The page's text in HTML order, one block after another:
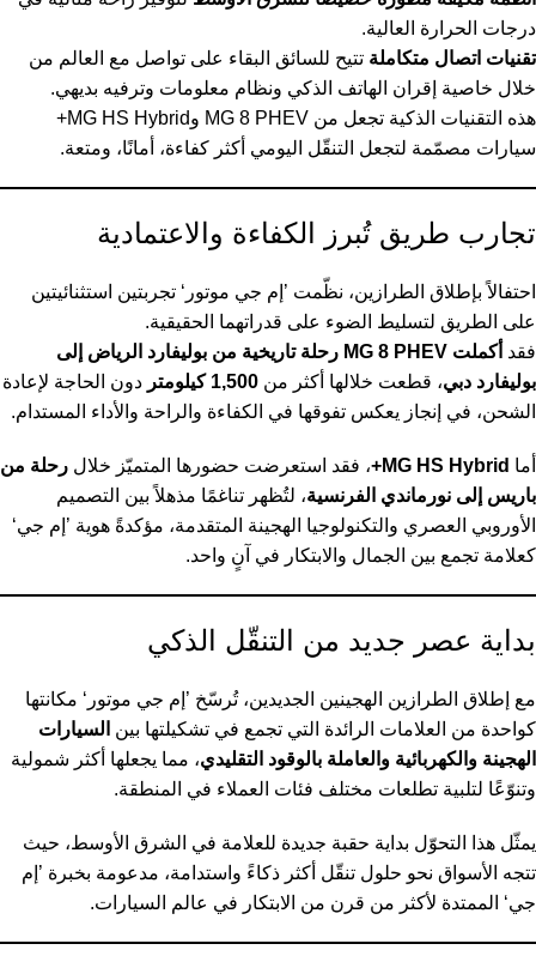
درجات الحرارة العالية.
تقنيات اتصال متكاملة تتيح للسائق البقاء على تواصل مع العالم من
خلال خاصية إقران الهاتف الذكي ونظام معلومات وترفيه بديهي.
هذه التقنيات الذكية تجعل من MG 8 PHEV وMG HS Hybrid+
سيارات مصمّمة لتجعل التنقّل اليومي أكثر كفاءة، أمانًا، ومتعة.
تجارب طريق تُبرز الكفاءة والاعتمادية
احتفالاً بإطلاق الطرازين، نظّمت ’إم جي موتور‘ تجربتين استثنائيتين
على الطريق لتسليط الضوء على قدراتهما الحقيقية.
فقد
أكملت MG 8 PHEV رحلة تاريخية من بوليفارد الرياض إلى
بوليفارد دبي، قطعت خلالها أكثر من 1,500 كيلومتر
دون الحاجة لإعادة
الشحن، في إنجاز يعكس تفوقها في الكفاءة والراحة والأداء المستدام.
أما MG HS Hybrid+ ، فقد استعرضت حضورها المتميّز خلال رحلة من
باريس إلى نورماندي الفرنسية، لتُظهر تناغمًا مذهلاً بين التصميم
الأوروبي العصري والتكنولوجيا الهجينة المتقدمة، مؤكدةً هوية ’إم جي‘
كعلامة تجمع بين الجمال والابتكار في آنٍ واحد.
بداية عصر جديد من التنقّل الذكي
مع إطلاق الطرازين الهجينين الجديدين، تُرسّخ ’إم جي موتور‘ مكانتها
كواحدة من العلامات الرائدة التي تجمع في تشكيلتها بين السيارات
الهجينة والكهربائية والعاملة بالوقود التقليدي، مما يجعلها أكثر شمولية
وتنوّعًا لتلبية تطلعات مختلف فئات العملاء في المنطقة.
يمثّل هذا التحوّل بداية حقبة جديدة للعلامة في الشرق الأوسط، حيث
تتجه الأسواق نحو حلول تنقّل أكثر ذكاءً واستدامة، مدعومة بخبرة ’إم
جي‘ الممتدة لأكثر من قرن من الابتكار في عالم السيارات.